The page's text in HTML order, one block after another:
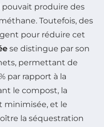
pouvait produire des
Toutefois, des
pour réduire cet
se distingue par son
permettant de
par rapport à la
le compost, la
minimisée, et le
la séquestration